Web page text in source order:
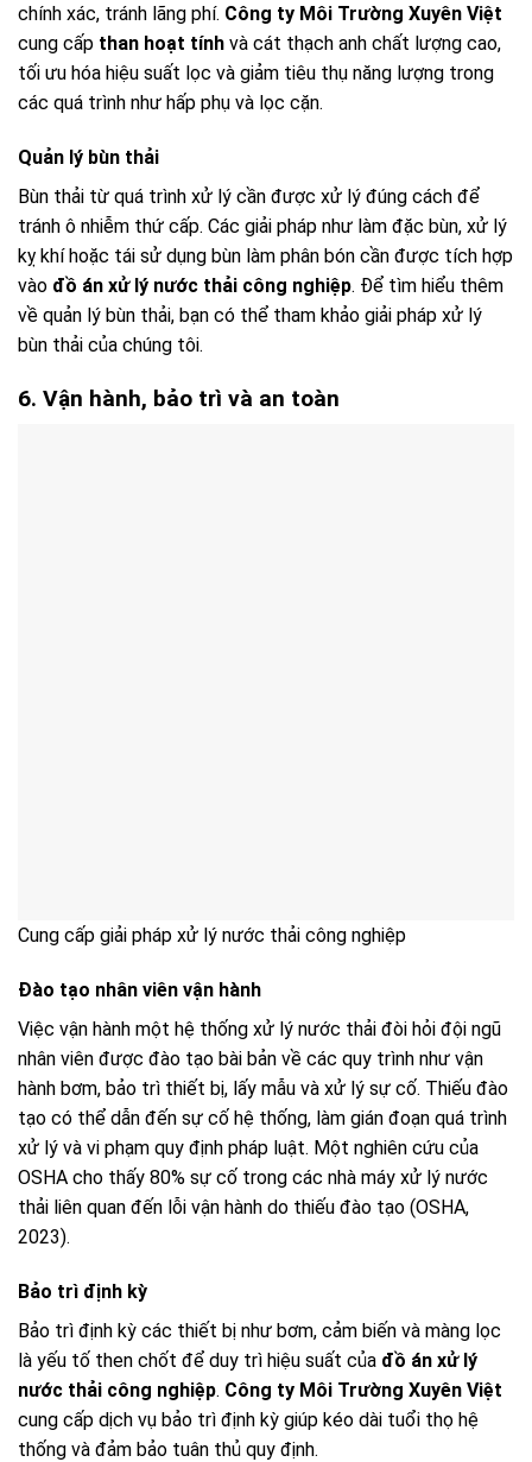
chính xác, tránh lãng phí. Công ty Môi Trường Xuyên Việt
cung cấp than hoạt tính và cát thạch anh chất lượng cao,
tối ưu hóa hiệu suất lọc và giảm tiêu thụ năng lượng trong
các quá trình như hấp phụ và lọc cặn.
Quản lý bùn thải
Bùn thải từ quá trình xử lý cần được xử lý đúng cách để
tránh ô nhiễm thứ cấp. Các giải pháp như làm đặc bùn, xử lý
kỵ khí hoặc tái sử dụng bùn làm phân bón cần được tích hợp
vào đồ án xử lý nước thải công nghiệp. Để tìm hiểu thêm
về quản lý bùn thải, bạn có thể tham khảo giải pháp xử lý
bùn thải của chúng tôi.
6. Vận hành, bảo trì và an toàn
Cung cấp giải pháp xử lý nước thải công nghiệp
Đào tạo nhân viên vận hành
Việc vận hành một hệ thống xử lý nước thải đòi hỏi đội ngũ
nhân viên được đào tạo bài bản về các quy trình như vận
hành bơm, bảo trì thiết bị, lấy mẫu và xử lý sự cố. Thiếu đào
tạo có thể dẫn đến sự cố hệ thống, làm gián đoạn quá trình
xử lý và vi phạm quy định pháp luật. Một nghiên cứu của
OSHA cho thấy 80% sự cố trong các nhà máy xử lý nước
thải liên quan đến lỗi vận hành do thiếu đào tạo (OSHA,
2023).
Bảo trì định kỳ
Bảo trì định kỳ các thiết bị như bơm, cảm biến và màng lọc
là yếu tố then chốt để duy trì hiệu suất của đồ án xử lý
nước thải công nghiệp. Công ty Môi Trường Xuyên Việt
cung cấp dịch vụ bảo trì định kỳ giúp kéo dài tuổi thọ hệ
thống và đảm bảo tuân thủ quy định.